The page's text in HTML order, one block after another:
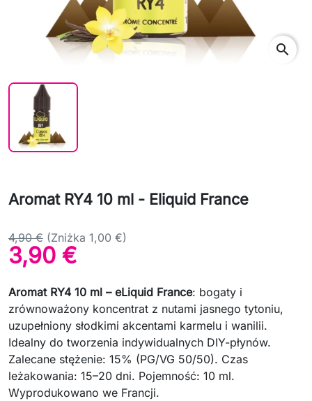
search
Aromat RY4 10 ml - Eliquid France
4,90 € (Zniżka 1,00 €)
3,90 €
Aromat RY4 10 ml – eLiquid France: bogaty i
zrównoważony koncentrat z nutami jasnego tytoniu,
uzupełniony słodkimi akcentami karmelu i wanilii.
Idealny do tworzenia indywidualnych DIY-płynów.
Zalecane stężenie: 15% (PG/VG 50/50). Czas
leżakowania: 15–20 dni. Pojemność: 10 ml.
Wyprodukowano we Francji.